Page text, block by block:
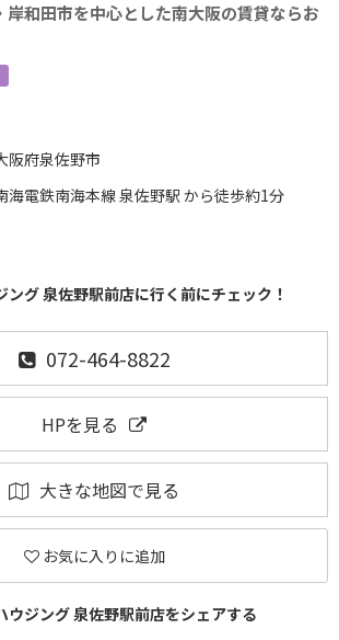
岸和田市を中心とした南大阪の賃貸ならお
阪府泉佐野市
海電鉄南海本線 泉佐野駅 から徒歩約1分
ング 泉佐野駅前店に行く前にチェック！
072-464-8822
HPを見る
大きな地図で見る
お気に入りに追加
ウジング 泉佐野駅前店をシェアする